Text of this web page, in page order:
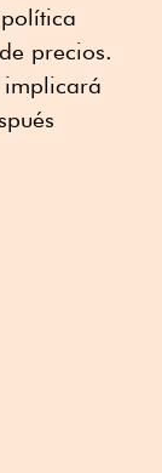
precios.
implicará